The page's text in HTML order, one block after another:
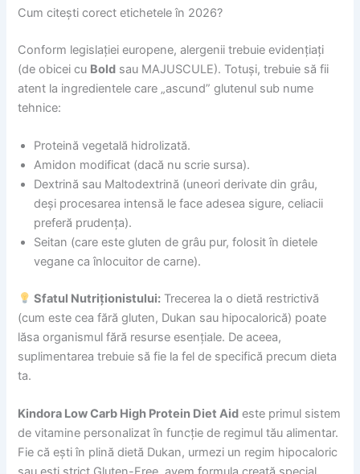
Cum citești corect etichetele în 2026?
Conform legislației europene, alergenii trebuie evidențiați
(de obicei cu Bold sau MAJUSCULE). Totuși, trebuie să fii
atent la ingredientele care „ascund” glutenul sub nume
tehnice:
Proteină vegetală hidrolizată.
Amidon modificat (dacă nu scrie sursa).
Dextrină sau Maltodextrină (uneori derivate din grâu,
deși procesarea intensă le face adesea sigure, celiacii
preferă prudența).
Seitan (care este gluten de grâu pur, folosit în dietele
vegane ca înlocuitor de carne).
Sfatul Nutriționistului: Trecerea la o dietă restrictivă
(cum este cea fără gluten, Dukan sau hipocalorică) poate
lăsa organismul fără resurse esențiale. De aceea,
suplimentarea trebuie să fie la fel de specifică precum dieta
ta.
Kindora Low Carb High Protein Diet Aid este primul sistem
de vitamine personalizat în funcție de regimul tău alimentar.
Fie că ești în plină dietă Dukan, urmezi un regim hipocaloric